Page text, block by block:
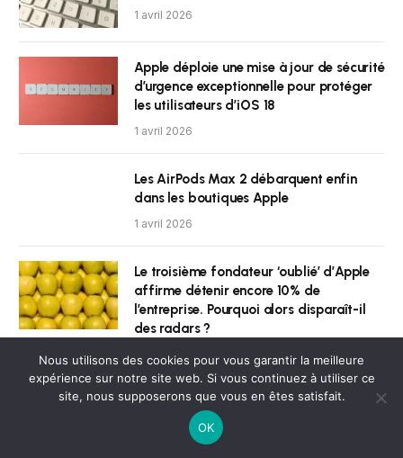
1 avril 2026
Apple déploie une mise à jour de sécurité
d’urgence exceptionnelle pour protéger
les utilisateurs d’iOS 18
1 avril 2026
Les AirPods Max 2 débarquent enfin
dans les boutiques Apple
1 avril 2026
Le troisième fondateur ‘oublié’ d’Apple
affirme détenir encore 10% de
l’entreprise. Pourquoi alors disparaît-il
des radars ?
1 avril 2026
Warren Buffett avoue avoir vendu trop
tôt ses actions Apple et envisage d’en
racheter, mais avec certaines réserves
Nous utilisons des cookies pour vous garantir la meilleure
expérience sur notre site web. Si vous continuez à utiliser ce
site, nous supposerons que vous en êtes satisfait.
OK